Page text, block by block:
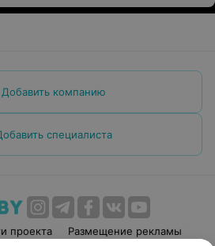
Добавить компанию
специалиста
проекта
Размещение рекламы